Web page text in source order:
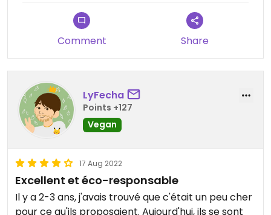
Comment Share
LyFecha
Points +127
Vegan
17 Aug 2022
Excellent et éco-responsable
Il y a 2-3 ans, j'avais trouvé que c'était un peu cher
pour ce qu'ils proposaient. Aujourd'hui, ils se sont